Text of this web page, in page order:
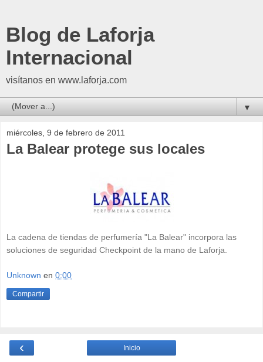
Blog de Laforja
Internacional
visítanos en www.laforja.com
▼
miércoles, 9 de febrero de 2011
La Balear protege sus locales
La cadena de tiendas de perfumería "La Balear" incorpora las
soluciones de seguridad Checkpoint de la mano de Laforja.
Unknown en 0:00
Compartir
‹ Inicio